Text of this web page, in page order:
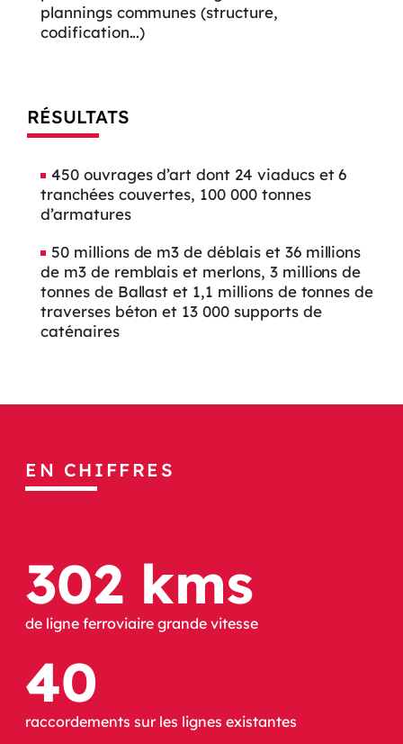
plannings communes (structure,
codification...)
RÉSULTATS
450 ouvrages d’art dont 24 viaducs et 6
tranchées couvertes, 100 000 tonnes
d’armatures
50 millions de m3 de déblais et 36 millions
de m3 de remblais et merlons, 3 millions de
tonnes de Ballast et 1,1 millions de tonnes de
traverses béton et 13 000 supports de
caténaires
EN CHIFFRES
302 kms
de ligne ferroviaire grande vitesse
40
raccordements sur les lignes existantes